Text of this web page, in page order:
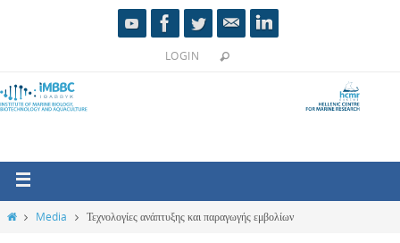
LOGIN
Media Τεχνολογίες ανάπτυξης και παραγωγής εμβολίων